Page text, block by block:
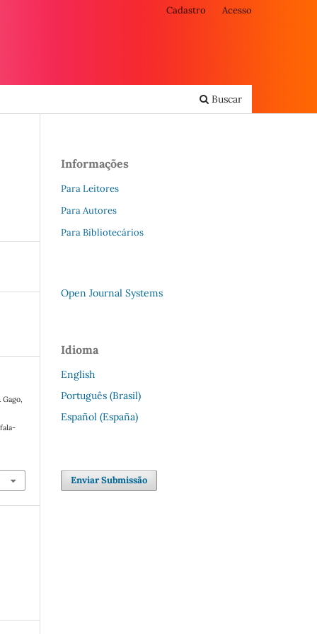
Buscar
Cadastro Acesso
Informações
Para Leitores
Para Autores
Para Bibliotecários
Open Journal Systems
Idioma
English
Português (Brasil)
Español (España)
Enviar Submissão